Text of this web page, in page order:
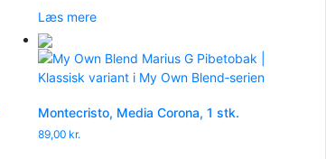
Læs mere
Montecristo, Media Corona, 1 stk.
89,00 kr.